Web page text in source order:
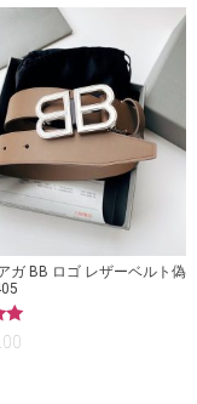
ガ BB ロゴ レザーベルト偽